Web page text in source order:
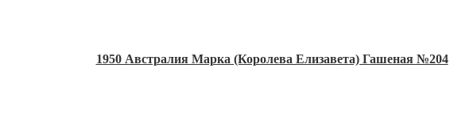
1950 Австралия Марка (Королева Елизавета) Гашеная №204